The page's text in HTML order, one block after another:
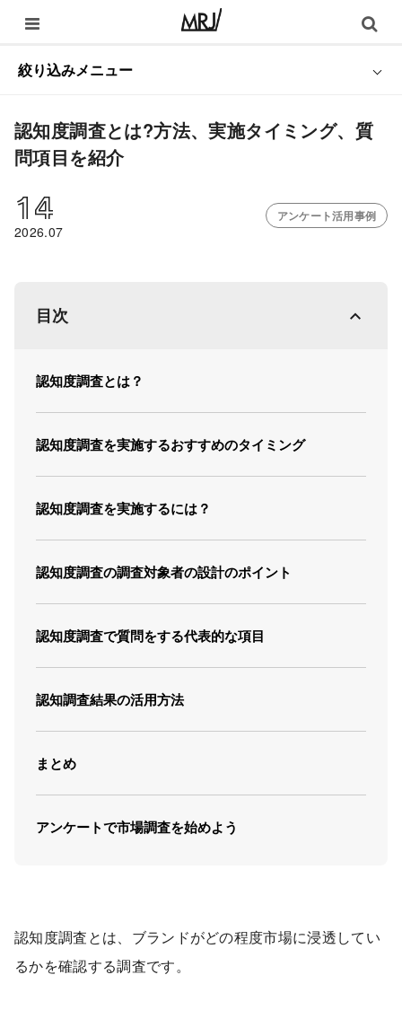
絞り込みメニュー
認知度調査とは?方法、実施タイミング、質
問項目を紹介
14
2026.07
アンケート活用事例
目次
認知度調査とは？
認知度調査を実施するおすすめのタイミング
認知度調査を実施するには？
認知度調査の調査対象者の設計のポイント
認知度調査で質問をする代表的な項目
認知調査結果の活用方法
まとめ
アンケートで市場調査を始めよう
認知度調査とは、ブランドがどの程度市場に浸透してい
るかを確認する調査です。